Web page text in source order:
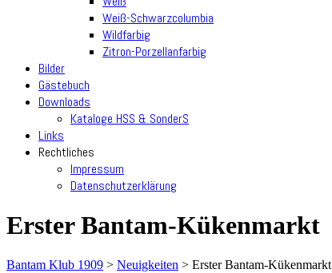
Weiß-Schwarzcolumbia
Wildfarbig
Zitron-Porzellanfarbig
Bilder
Gästebuch
Downloads
Kataloge HSS & SonderS
Links
Rechtliches
Impressum
Datenschutzerklärung
Erster Bantam-Kükenmarkt
Bantam Klub 1909 > Neuigkeiten > Erster Bantam-Kükenmarkt